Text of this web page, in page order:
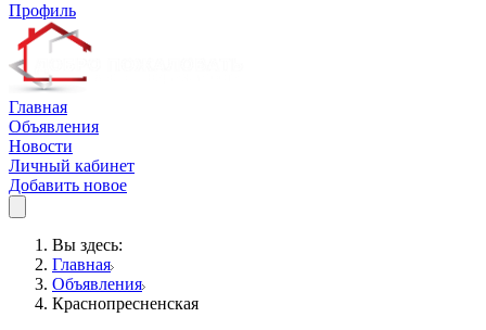
Профиль
Главная
Объявления
Новости
Личный кабинет
Добавить новое
Вы здесь:
Главная
Объявления
Краснопресненская